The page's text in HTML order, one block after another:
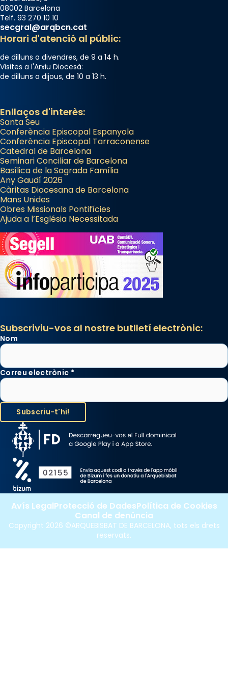
08002 Barcelona
Telf. 93 270 10 10
secgral@arqbcn.cat
Horari d'atenció al públic:
de dilluns a divendres, de 9 a 14 h.
Visites a l'Arxiu Diocesà:
de dilluns a dijous, de 10 a 13 h.
Enllaços d'interès:
Santa Seu
Conferència Episcopal Espanyola
Conferència Episcopal Tarraconense
Catedral de Barcelona
Seminari Conciliar de Barcelona
Basílica de la Sagrada Família
Any Gaudí 2026
Càritas Diocesana de Barcelona
Mans Unides
Obres Missionals Pontifícies
Ajuda a l’Església Necessitada
Subscriviu-vos al nostre butlletí electrònic:
Nom
Correu electrònic *
Copyright 2026 ©ARQUEBISBAT DE BARCELONA, tots els drets
reservats.
Avís LegalProtecció de DadesPolítica de Cookies
Canal de denúncia